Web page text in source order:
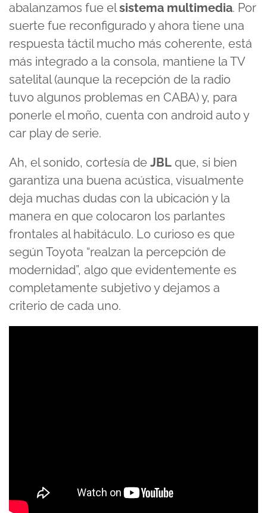
abalanzamos fue elsistema multimedia. Por
suerte fue reconfigurado y ahora tiene una
respuesta táctil mucho más coherente, está
más integrado a la consola, mantiene la TV
satelital (aunque la recepción de la radio
tuvo algunos problemas en CABA) y, para
ponerle el moño, cuenta con android auto y
car play de serie.
Ah, el sonido, cortesía de JBL que, si bien
garantiza una buena acústica, visualmente
deja muchas dudas con la ubicación y la
manera en que colocaron los parlantes
frontales al habitáculo. Lo curioso es que
según Toyota “realzan la percepción de
modernidad”, algo que evidentemente es
completamente subjetivo y dejamos a
criterio de cada uno.